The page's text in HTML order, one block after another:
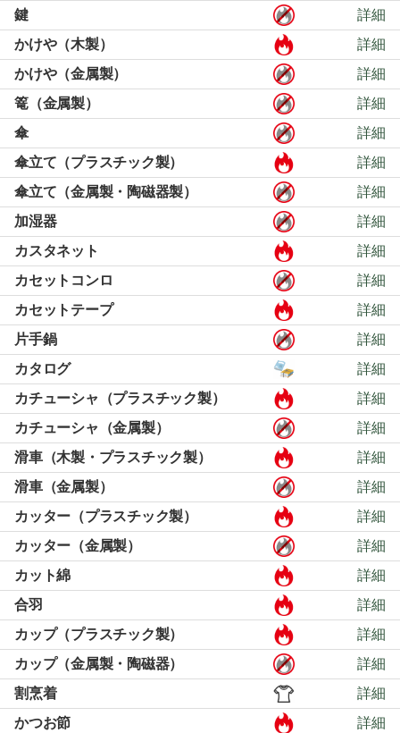
鍵
詳細
かけや（木製）
詳細
かけや（金属製）
詳細
篭（金属製）
詳細
傘
詳細
傘立て（プラスチック製）
詳細
傘立て（金属製・陶磁器製）
詳細
加湿器
詳細
カスタネット
詳細
カセットコンロ
詳細
カセットテープ
詳細
片手鍋
詳細
カタログ
詳細
カチューシャ（プラスチック製）
詳細
カチューシャ（金属製）
詳細
滑車（木製・プラスチック製）
詳細
滑車（金属製）
詳細
カッター（プラスチック製）
詳細
カッター（金属製）
詳細
カット綿
詳細
合羽
詳細
カップ（プラスチック製）
詳細
カップ（金属製・陶磁器）
詳細
割烹着
詳細
かつお節
詳細